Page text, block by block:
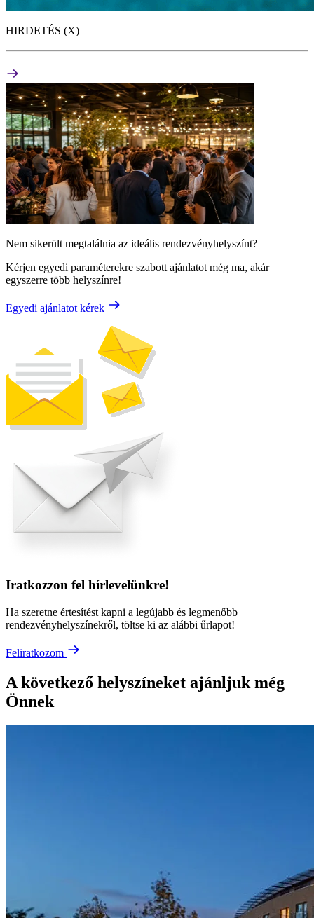
HIRDETÉS (X)
Nem sikerült megtalálnia az ideális rendezvényhelyszínt?
Kérjen egyedi paraméterekre szabott ajánlatot még ma, akár
egyszerre több helyszínre!
Egyedi ajánlatot kérek
Iratkozzon fel hírlevelünkre!
Ha szeretne értesítést kapni a legújabb és legmenőbb
rendezvényhelyszínekről, töltse ki az alábbi űrlapot!
Feliratkozom
A következő helyszíneket ajánljuk még
Önnek